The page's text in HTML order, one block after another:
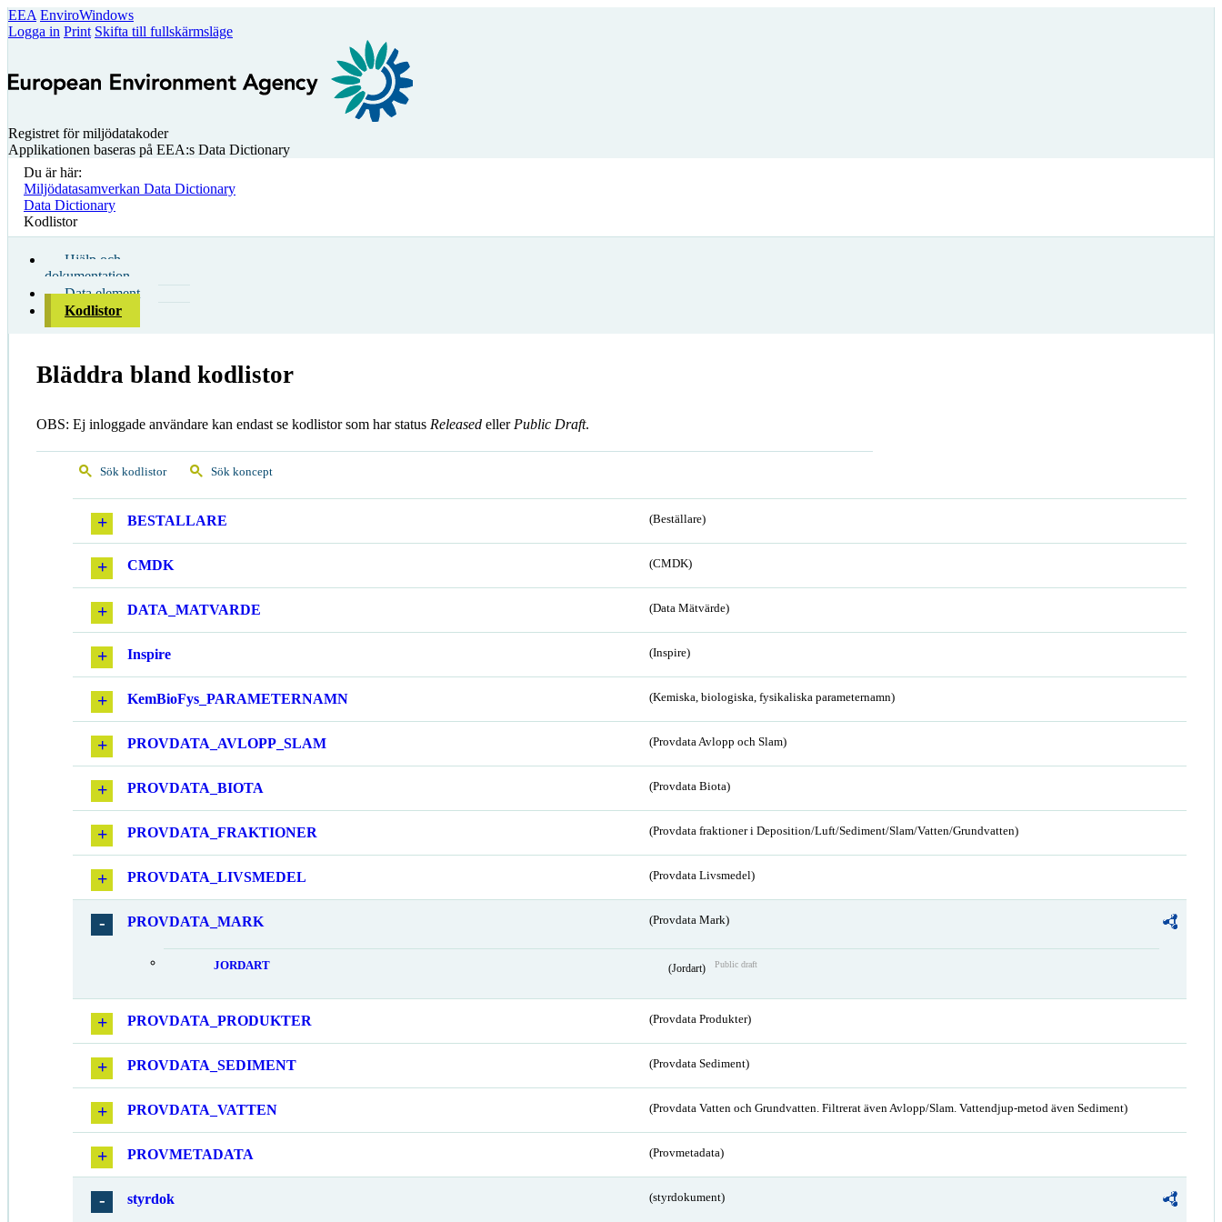
EEA EnviroWindows
Logga in Print Skifta till fullskärmsläge
Registret för miljödatakoder
Applikationen baseras på EEA:s Data Dictionary
Du är här:
Miljödatasamverkan Data Dictionary
Data Dictionary
Kodlistor
Hjälp och
dokumentation
Data element
Kodlistor
Bläddra bland kodlistor
OBS: Ej inloggade användare kan endast se kodlistor som har status Released eller Public Draft.
Sök kodlistor Sök koncept
BESTALLARE (Beställare)
CMDK (CMDK)
DATA_MATVARDE (Data Mätvärde)
Inspire (Inspire)
KemBioFys_PARAMETERNAMN (Kemiska, biologiska, fysikaliska parameternamn)
PROVDATA_AVLOPP_SLAM (Provdata Avlopp och Slam)
PROVDATA_BIOTA (Provdata Biota)
PROVDATA_FRAKTIONER (Provdata fraktioner i Deposition/Luft/Sediment/Slam/Vatten/Grundvatten)
PROVDATA_LIVSMEDEL (Provdata Livsmedel)
PROVDATA_MARK (Provdata Mark)
JORDART (Jordart) Public draft
PROVDATA_PRODUKTER (Provdata Produkter)
PROVDATA_SEDIMENT (Provdata Sediment)
PROVDATA_VATTEN (Provdata Vatten och Grundvatten. Filtrerat även Avlopp/Slam. Vattendjup-metod även Sediment)
PROVMETADATA (Provmetadata)
styrdok (styrdokument)